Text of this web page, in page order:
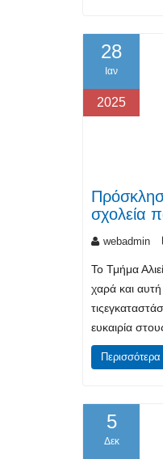
28
Ιαν
2025
σχολεία
webadmin
Το Τμήμα
χαρά και
ευκαιρία
Περισσότερα
5
Δεκ